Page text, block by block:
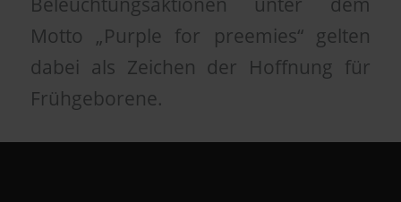
Motto „Purple for preemies“ gelten
dabei als Zeichen der Hoffnung für
Frühgeborene.